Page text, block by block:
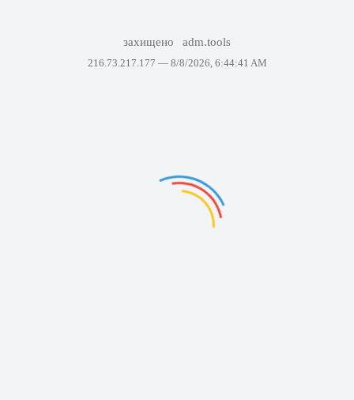
захищено adm.tools
216.73.217.177 — 8/8/2026, 6:44:41 AM